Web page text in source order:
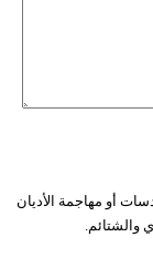
أو مهاجمة الأديان
والشتائم.